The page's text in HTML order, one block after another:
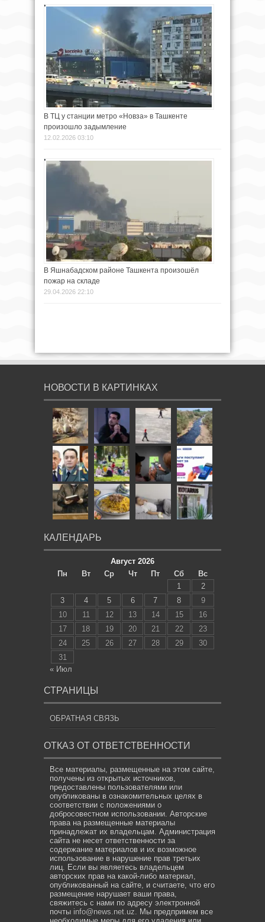
В ТЦ у станции метро «Новза» в Ташкентe
произошло задымление
12.02.2026 03:10
В Яшнабадском районе Ташкента произошёл
пожар на складе
29.04.2026 22:10
НОВОСТИ В КАРТИНКАХ
КАЛЕНДАРЬ
Август 2026
Пн
Вт Ср Чт Пт Сб
Вс
1
2
3
4 5 6 7 8
9
10
11 12 13 14 15
16
17
18 19 20 21 22
23
24
25 26 27 28 29
30
31
« Июл
СТРАНИЦЫ
ОБРАТНАЯ СВЯЗЬ
ОТКАЗ ОТ ОТВЕТСТВЕННОСТИ
Все материалы, размещенные на этом сайте,
получены из открытых источников,
предоставлены пользователями или
опубликованы в ознакомительных целях в
соответствии с положениями о
добросовестном использовании. Авторские
права на размещенные материалы
принадлежат их владельцам. Администрация
сайта не несет ответственности за
содержание материалов и их возможное
использование в нарушение прав третьих
лиц. Если вы являетесь владельцем
авторских прав на какой-либо материал,
опубликованный на сайте, и считаете, что его
размещение нарушает ваши права,
свяжитесь с нами по адресу электронной
почты info@news.net.uz. Мы предпримем все